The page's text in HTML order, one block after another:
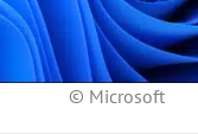
© Microsoft